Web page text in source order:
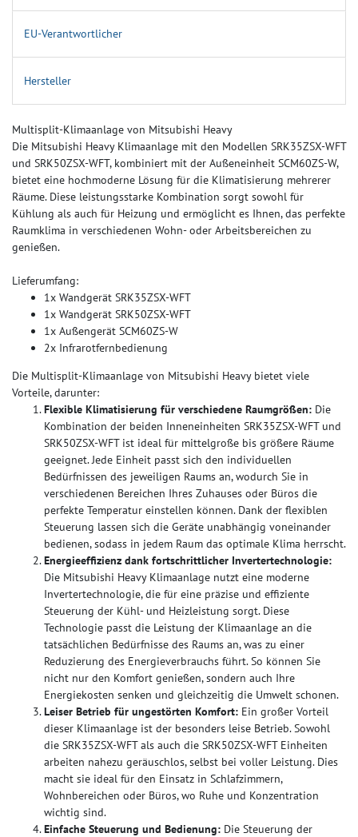
EU-Verantwortlicher
Hersteller
Multisplit-Klimaanlage von Mitsubishi Heavy
Die Mitsubishi Heavy Klimaanlage mit den Modellen SRK35ZSX-WFT
und SRK50ZSX-WFT, kombiniert mit der Außeneinheit SCM60ZS-W,
bietet eine hochmoderne Lösung für die Klimatisierung mehrerer
Räume. Diese leistungsstarke Kombination sorgt sowohl für
Kühlung als auch für Heizung und ermöglicht es Ihnen, das perfekte
Raumklima in verschiedenen Wohn- oder Arbeitsbereichen zu
genießen.
Lieferumfang:
1x Wandgerät SRK35ZSX-WFT
1x Wandgerät SRK50ZSX-WFT
1x Außengerät SCM60ZS-W
2x Infrarotfernbedienung
Die Multisplit-Klimaanlage von Mitsubishi Heavy bietet viele
Vorteile, darunter:
Flexible Klimatisierung für verschiedene Raumgrößen: Die
Kombination der beiden Inneneinheiten SRK35ZSX-WFT und
SRK50ZSX-WFT ist ideal für mittelgroße bis größere Räume
geeignet. Jede Einheit passt sich den individuellen
Bedürfnissen des jeweiligen Raums an, wodurch Sie in
verschiedenen Bereichen Ihres Zuhauses oder Büros die
perfekte Temperatur einstellen können. Dank der flexiblen
Steuerung lassen sich die Geräte unabhängig voneinander
bedienen, sodass in jedem Raum das optimale Klima herrscht.
Energieeffizienz dank fortschrittlicher Invertertechnologie:
Die Mitsubishi Heavy Klimaanlage nutzt eine moderne
Invertertechnologie, die für eine präzise und effiziente
Steuerung der Kühl- und Heizleistung sorgt. Diese
Technologie passt die Leistung der Klimaanlage an die
tatsächlichen Bedürfnisse des Raums an, was zu einer
Reduzierung des Energieverbrauchs führt. So können Sie
nicht nur den Komfort genießen, sondern auch Ihre
Energiekosten senken und gleichzeitig die Umwelt schonen.
Leiser Betrieb für ungestörten Komfort: Ein großer Vorteil
dieser Klimaanlage ist der besonders leise Betrieb. Sowohl
die SRK35ZSX-WFT als auch die SRK50ZSX-WFT Einheiten
arbeiten nahezu geräuschlos, selbst bei voller Leistung. Dies
macht sie ideal für den Einsatz in Schlafzimmern,
Wohnbereichen oder Büros, wo Ruhe und Konzentration
wichtig sind.
Einfache Steuerung und Bedienung: Die Steuerung der